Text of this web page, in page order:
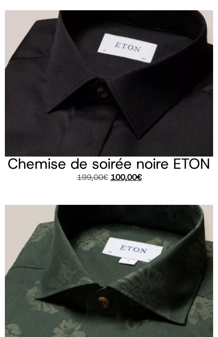
Chemise de soirée noire ETON
199,00€ 100,00€